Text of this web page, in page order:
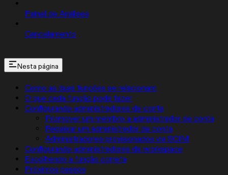
Painel de Análises
Cancelamento
Nesta página
Como as duas funções se relacionam
O que cada função pode fazer
Configurando administradores de conta
Promover um membro a administrador de conta
Rebaixar um administrador de conta
Administradores provisionados via SCIM
Configurando administradores de workspace
Escolhendo a função correta
Próximos passos